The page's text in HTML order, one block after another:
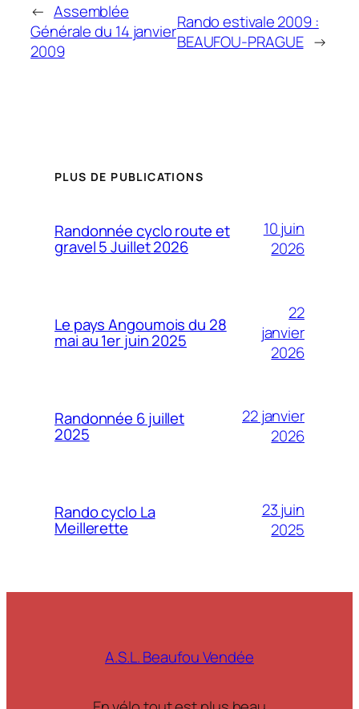
← Assemblée
Générale du 14 janvier
2009
Rando estivale 2009 :
BEAUFOU-PRAGUE →
PLUS DE PUBLICATIONS
Randonnée cyclo route et
gravel 5 Juillet 2026
10 juin
2026
Le pays Angoumois du 28
mai au 1er juin 2025
22
janvier
2026
Randonnée 6 juillet
2025
22 janvier
2026
Rando cyclo La
Meillerette
23 juin
2025
A.S.L. Beaufou Vendée